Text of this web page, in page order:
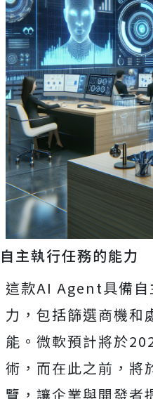
自主執行任務的能力
這款AI Agent具備自
力，包括篩選商機和
能。微軟預計將於
術，而在此之前，將
覽，讓企業與開發者